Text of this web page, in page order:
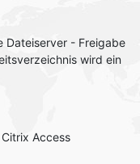
Dateiserver - Freigabe
wird ein
Access